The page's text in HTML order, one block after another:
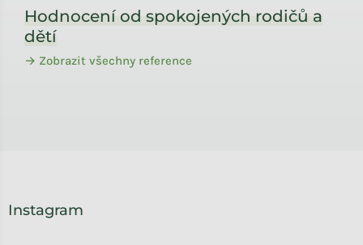
Hodnocení od spokojených rodičů a
dětí
→ Zobrazit všechny reference
Instagram